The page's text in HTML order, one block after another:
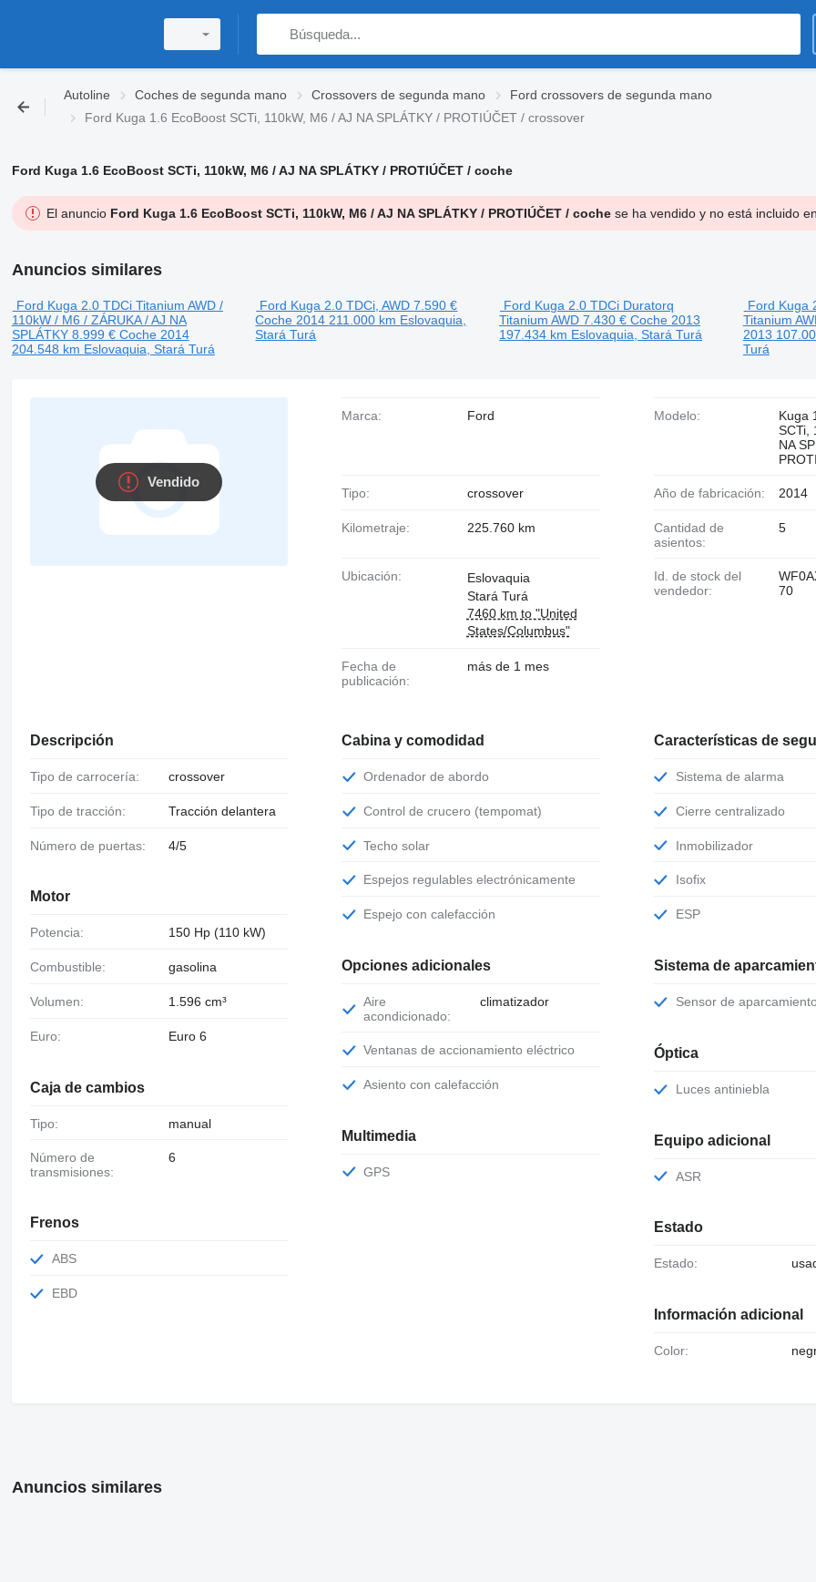
Autoline Coches de segunda mano Crossovers de segunda mano
Ford crossovers de segunda mano
Ford Kuga 1.6 EcoBoost SCTi, 110kW, M6 / AJ NA SPLÁTKY / PROTIÚČET / crossover
Ford Kuga 1.6 EcoBoost SCTi, 110kW, M6 / AJ NA SPLÁTKY / PROTIÚČET / coche
El anuncio Ford Kuga 1.6 EcoBoost SCTi, 110kW, M6 / AJ NA SPLÁTKY / PROTIÚČET / cochese ha vendido y no está incluido
Anuncios similares
Ford Kuga 2.0 TDCi Titanium AWD /
110kW / M6 / ZÁRUKA / AJ NA
SPLÁTKY 8.999 € Coche 2014
204.548 km Eslovaquia, Stará Turá
Ford Kuga 2.0 TDCi, AWD 7.590 €
Coche 2014 211.000 km Eslovaquia,
Stará Turá
Ford Kuga 2.0 TDCi Duratorq
Titanium AWD 7.430 € Coche 2013
197.434 km Eslovaquia, Stará Turá
Ford Kuga
Titanium
2013
Turá
Vendido
Marca: Ford Modelo:
Kuga
SCTi,
NA
Tipo: crossover Año de fabricación: 2014
Kilometraje: 225.760 km
Cantidad de
asientos:
5
Ubicación:
Eslovaquia
Stará Turá
7460 km to "United
States/Columbus"
Id. de stock del
vendedor:
70
Fecha de
publicación:
más de 1 mes
Descripción
Tipo de carrocería: crossover
Tipo de tracción: Tracción delantera
Número de puertas: 4/5
Motor
Potencia: 150 Hp (110 kW)
Combustible: gasolina
Volumen: 1.596 cm³
Euro: Euro 6
Caja de cambios
Tipo: manual
Número de
transmisiones:
6
Frenos
ABS
EBD
Cabina y comodidad
Ordenador de abordo
Control de crucero (tempomat)
Techo solar
Espejos regulables electrónicamente
Espejo con calefacción
Opciones adicionales
Aire
acondicionado:
climatizador
Ventanas de accionamiento eléctrico
Asiento con calefacción
Multimedia
GPS
Características de
Sistema de alarma
Cierre centralizado
Inmobilizador
Isofix
ESP
Sistema de
Sensor de
Óptica
Luces antiniebla
Equipo adicional
ASR
Estado
Estado:
Información adicional
Color:
Anuncios similares